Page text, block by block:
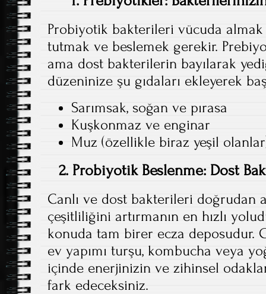
Probiyotik bakterileri vücuda almak
tutmak ve beslemek gerekir.
ama dost bakterilerin bayılarak
düzeninize şu gıdaları ekleyerek
Sarımsak, soğan ve pırasa
Kuşkonmaz ve enginar
Muz (özellikle biraz yeşil
2. Probiyotik Beslenme: Dost
Canlı ve dost bakterileri doğrudan
çeşitliliğini artırmanın en hızlı
konuda tam birer ecza deposudur.
ev yapımı turşu, kombucha veya
içinde enerjinizin ve zihinsel
fark edeceksiniz.